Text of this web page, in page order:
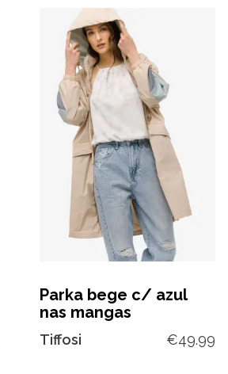
Parka bege c/ azul
nas mangas
Tiffosi €49.99